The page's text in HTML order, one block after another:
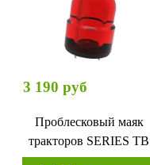
3 190 руб
Проблесковый маяк
тракторов SERIES TB